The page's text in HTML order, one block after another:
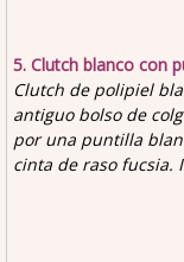
5. Clutch blanco con
Clutch de polipiel
antiguo bolso de
por una puntilla
cinta de raso fucsia.